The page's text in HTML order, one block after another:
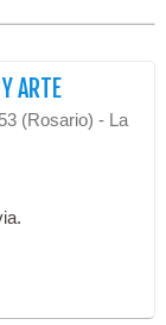
ARTE
(Rosario) - La